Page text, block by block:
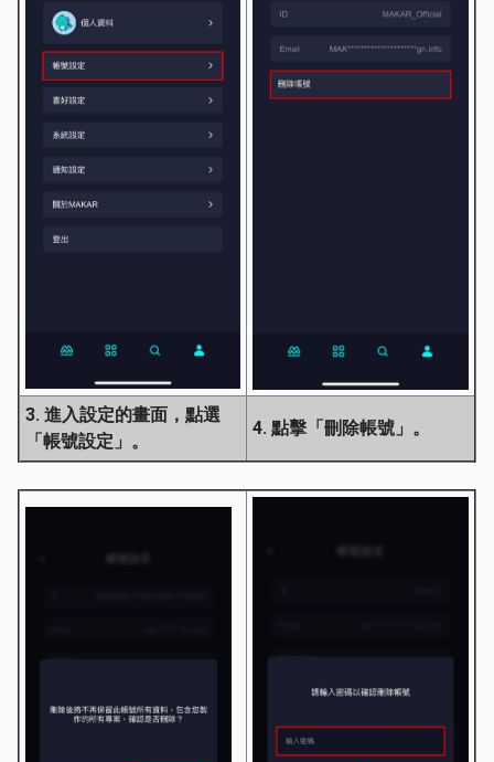
3. 進入設定的畫面，點選
「帳號設定」。
4. 點擊「刪除帳號」。